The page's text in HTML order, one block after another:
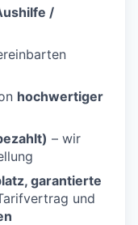
/
hochwertiger
– wir
garantierte
und